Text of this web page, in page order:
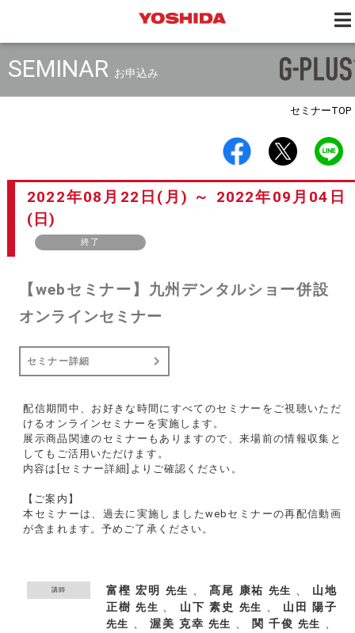
SEMINAR お申込み
セミナーTOP
2022年08月22日(月) ～ 2022年09月04日
(日)
終了
【webセミナー】九州デンタルショー併設
オンラインセミナー
セミナー詳細
配信期間中、お好きな時間にすべてのセミナーをご視聴いただ
けるオンラインセミナーを実施します。
展示商品関連のセミナーもありますので、来場前の情報収集と
してもご活用いただけます。
内容は[セミナー詳細]よりご確認ください。
【ご案内】
本セミナーは、過去に実施しましたwebセミナーの再配信動画
が含まれます。予めご了承ください。
講師 富樫 宏明 先生 、髙尾 康祐 先生 、 山地
正樹先生 、 山下 素史 先生 、 山田 陽子
先生 、渥美 克幸先生 、 関 千俊先生 、